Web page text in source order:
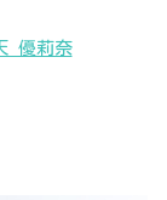
優莉奈